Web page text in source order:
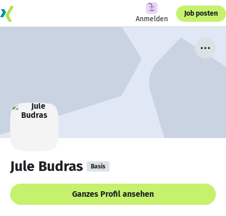
Anmelden
Job posten
Jule Budras Basis
Ganzes Profil ansehen